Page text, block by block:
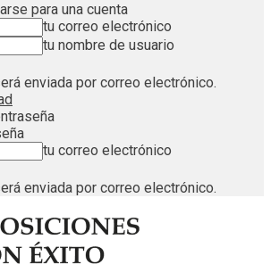
para una cuenta
tu correo electrónico
tu nombre de usuario
enviada por correo electrónico.
tu correo electrónico
enviada por correo electrónico.